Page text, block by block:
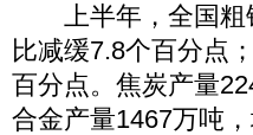
上半年，全国粗
比减缓7.8个百分点
百分点。焦炭产量
合金产量1467万吨